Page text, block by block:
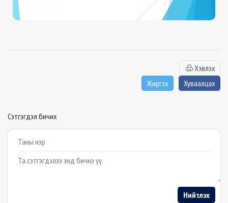
Хэвлэх
Жиргэх
Хуваалцах
Сэтгэгдэл бичих
Example textarea
Нийтлэх